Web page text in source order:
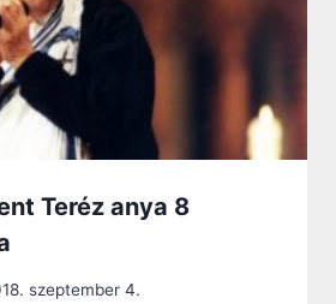
Teréz anya 8
szeptember 4.